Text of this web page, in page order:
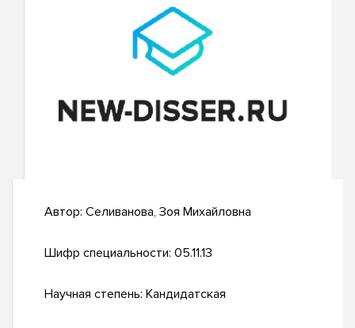
Автор: Селиванова, Зоя Михайловна
Шифр специальности: 05.11.13
Научная степень: Кандидатская